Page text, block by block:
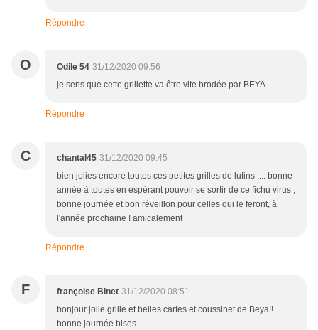
Répondre
O Odile 54 31/12/2020 09:56
je sens que cette grillette va être vite brodée par BEYA
Répondre
C chantal45 31/12/2020 09:45
bien jolies encore toutes ces petites grilles de lutins .... bonne
année à toutes en espérant pouvoir se sortir de ce fichu virus ,
bonne journée et bon réveillon pour celles qui le feront, à
l'année prochaine ! amicalement
Répondre
F françoise Binet 31/12/2020 08:51
bonjour jolie grille et belles cartes et coussinet de Beya!!
bonne journée bises